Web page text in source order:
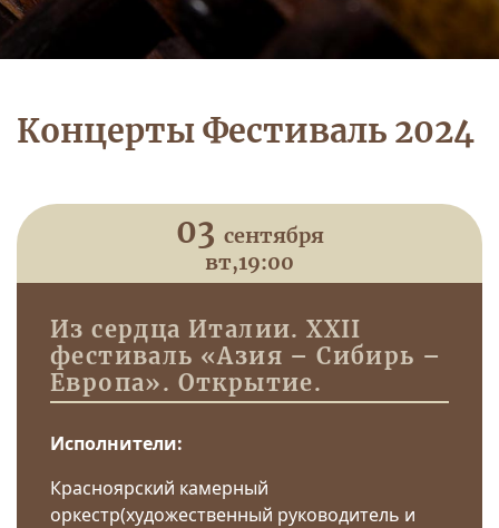
Концерты Фестиваль 2024
03 сентября
вт,19:00
Из сердца Италии. XXII
фестиваль «Азия – Сибирь –
Европа». Открытие.
Исполнители:
Красноярский камерный
оркестр(художественный руководитель и